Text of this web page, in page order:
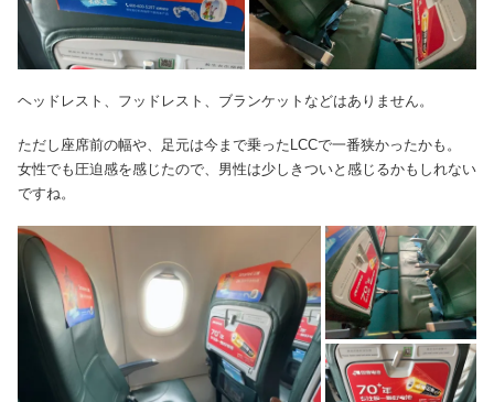
ヘッドレスト、フッドレスト、ブランケットなどはありません。
ただし座席前の幅や、足元は今まで乗ったLCCで一番狭かったかも。
女性でも圧迫感を感じたので、男性は少しきついと感じるかもしれない
ですね。